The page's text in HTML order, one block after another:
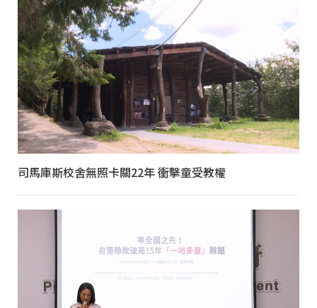
司馬庫斯校舍無照卡關22年 衝擊童受教權